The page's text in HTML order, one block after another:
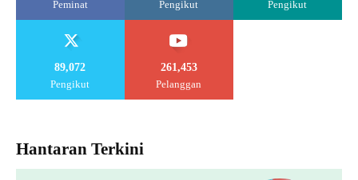
Peminat
Pengikut
Pengikut
89,072
Pengikut
261,453
Pelanggan
Hantaran Terkini